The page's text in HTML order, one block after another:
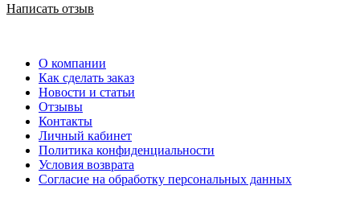
Написать отзыв
О компании
Как сделать заказ
Новости и статьи
Отзывы
Контакты
Личный кабинет
Политика конфиденциальности
Условия возврата
Согласие на обработку персональных данных